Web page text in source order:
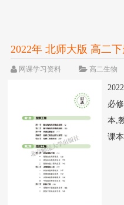
2022年 北师大版 高二
技术与工程 课本 pdf 高清
网课学习资料 高二生物
必
本,
课